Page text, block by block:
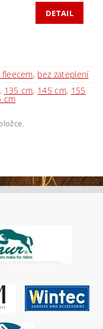
DETAIL
, bez zateplení
135 cm, 145 cm, 155
cm